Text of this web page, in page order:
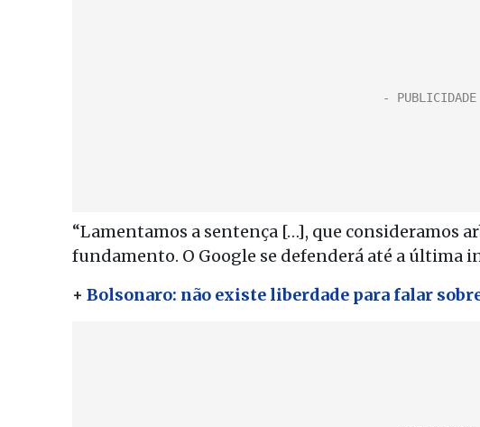
“Lamentamos a sentença […], que consideramos
fundamento. O Google se defenderá até a última
+ Bolsonaro: não existe liberdade para falar